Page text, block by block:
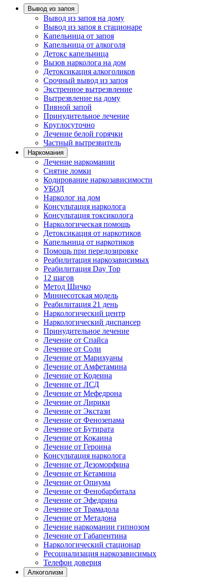
Вывод из запоя
Вывод из запоя на дому
Вывод из запоя в стационаре
Капельница от запоя
Капельница от алкоголя
Детокс капельница
Вызов нарколога на дом
Детоксикация алкоголиков
Срочный вывод из запоя
Экстренное вытрезвление
Вытрезвление на дому
Пивной запой
Принудительное лечение
Круглосуточно
Лечение белой горячки
Частный вытрезвитель
Наркомания
Лечение наркомании
Снятие ломки
Кодирование наркозависимости
УБОД
Нарколог на дом
Консультация нарколога
Консультация токсиколога
Наркологическая помощь
Детоксикация от наркотиков
Капельница от наркотиков
Помощь при передозировке
Реабилитация наркозависимых
Реабилитация Day Top
12 шагов
Метод Шичко
Миннесотская модель
Реабилитация 21 день
Наркологический центр
Наркологический диспансер
Принудительное лечение
Лечение от Спайса
Лечение от Соли
Лечение от Марихуаны
Лечение от Амфетамина
Лечение от Кодеина
Лечение от ЛСД
Лечение от Мефедрона
Лечение от Лирики
Лечение от Экстази
Лечение от Фенозепама
Лечение от Бутирата
Лечение от Кокаина
Лечение от Героина
Консультация нарколога
Лечение от Дезоморфина
Лечение от Кетамина
Лечение от Опиума
Лечение от Фенобарбитала
Лечение от Эфедрина
Лечение от Трамадола
Лечение от Метадона
Лечение наркомании гипнозом
Лечение от Габапентина
Наркологический стационар
Ресоциализация наркозависимых
Телефон доверия
Алкоголизм